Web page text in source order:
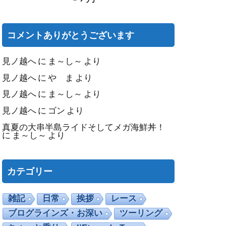
コメントありがとうございます
見ノ越へに ま～し～ より
見ノ越へに や ま より
見ノ越へに ま～し～ より
見ノ越へに ゴン より
真夏の大串半島ライドそしてメガ海鮮丼！
に ま～し～ より
カテゴリー
雑記 日常 挨拶
レース
ブログラインズ・お深い
ツーリング